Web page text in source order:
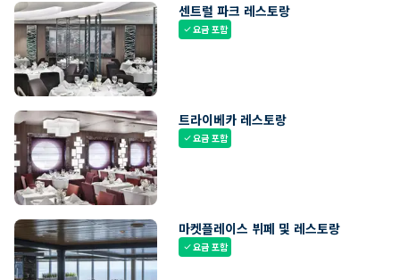
센트럴 파크 레스토랑
check요금 포함
트라이베카 레스토랑
check요금 포함
마켓플레이스 뷔페 및 레스토랑
check요금 포함